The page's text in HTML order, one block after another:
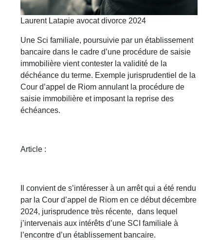
Laurent Latapie avocat divorce 2024
Une Sci familiale, poursuivie par un établissement
bancaire dans le cadre d’une procédure de saisie
immobilière vient contester la validité de la
déchéance du terme. Exemple jurisprudentiel de la
Cour d’appel de Riom annulant la procédure de
saisie immobilière et imposant la reprise des
échéances.
Article :
Il convient de s’intéresser à un arrêt qui a été rendu
par la Cour d’appel de Riom en ce début décembre
2024, jurisprudence très récente, dans lequel
j’intervenais aux intérêts d’une SCI familiale à
l’encontre d’un établissement bancaire.